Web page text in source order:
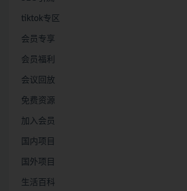
tiktok专区
会员专享
会员福利
会议回放
免费资源
加入会员
国内项目
国外项目
生活百科